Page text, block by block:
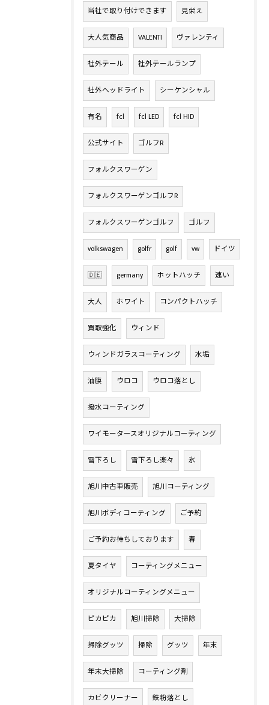
当社で取り付けできます 見栄え
大人気商品 VALENTI ヴァレンティ
社外テール 社外テールランプ
社外ヘッドライト シーケンシャル
有名 fcl fcl LED fcl HID
公式サイト ゴルフR
フォルクスワーゲン
フォルクスワーゲンゴルフR
フォルクスワーゲンゴルフ ゴルフ
volkswagen golfr golf vw ドイツ
🇩🇪 germany ホットハッチ 速い
大人 ホワイト コンパクトハッチ
買取強化 ウィンド
ウィンドガラスコーティング 水垢
油膜 ウロコ ウロコ落とし
撥水コーティング
ワイモータースオリジナルコーティング
雪下ろし 雪下ろし楽々 氷
旭川中古車販売 旭川コーティング
旭川ボディコーティング ご予約
ご予約お待ちしております 春
夏タイヤ コーティングメニュー
オリジナルコーティングメニュー
ピカピカ 旭川掃除 大掃除
掃除グッツ 掃除 グッツ 年末
年末大掃除 コーティング剤
カビクリーナー 鉄粉落とし